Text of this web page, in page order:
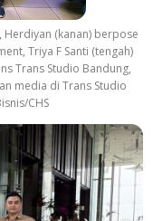
Herdiyan (kanan) berpose
Triya F Santi (tengah)
Trans Studio Bandung,
media di Trans Studio
CHS